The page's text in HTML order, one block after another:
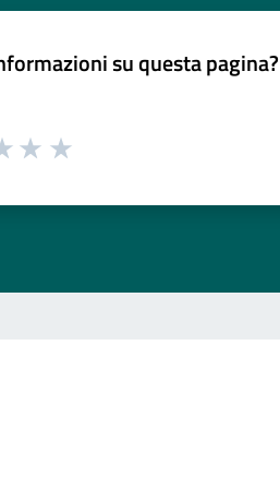
su questa pagina?